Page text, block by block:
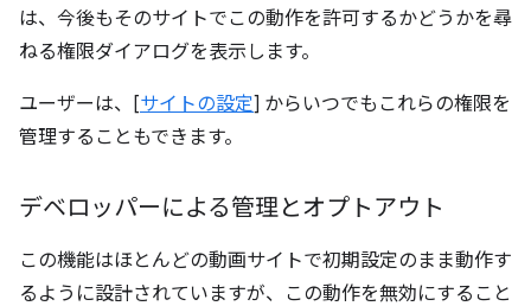
は、今後もそのサイトでこの動作を許可するかどうかを尋
ねる権限ダイアログを表示します。
ユーザーは、[サイトの設定] からいつでもこれらの権限を
管理することもできます。
デベロッパーによる管理とオプトアウト
この機能はほとんどの動画サイトで初期設定のまま動作す
るように設計されていますが、この動作を無効にすること